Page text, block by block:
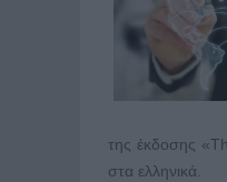
της έκδοσης
στα ελληνικά.